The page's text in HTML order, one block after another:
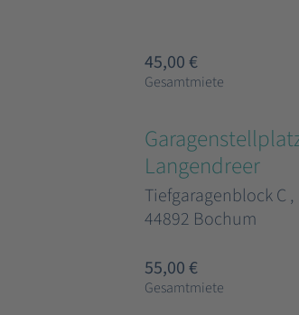
45,00 €
Gesamtmiete
Langendreer
Tiefgaragenblock C ,
44892 Bochum
55,00 €
Gesamtmiete